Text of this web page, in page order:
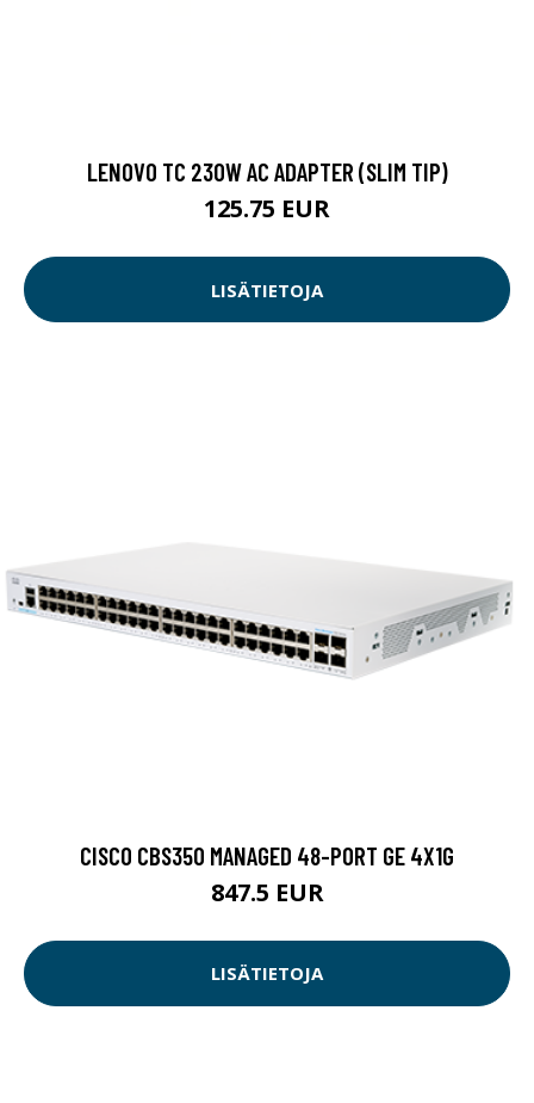
LENOVO TC 230W AC ADAPTER (SLIM TIP)
125.75 EUR
LISÄTIETOJA
CISCO CBS350 MANAGED 48-PORT GE 4X1G
847.5 EUR
LISÄTIETOJA